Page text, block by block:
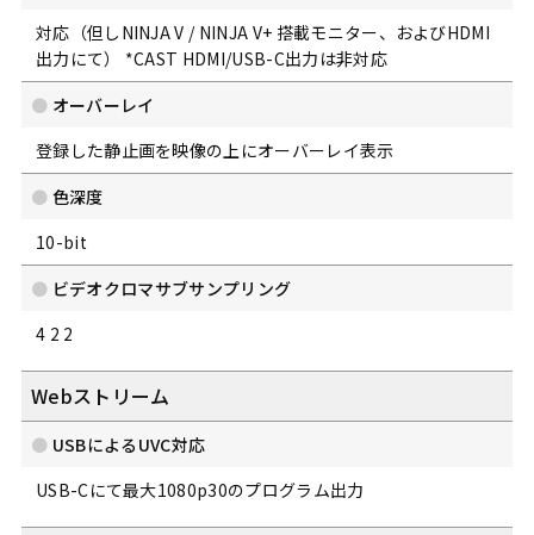
対応（但しNINJA V / NINJA V+ 搭載モニター、およびHDMI
出力にて） *CAST HDMI/USB-C出力は非対応
オーバーレイ
登録した静止画を映像の上にオーバーレイ表示
色深度
10-bit
ビデオクロマサブサンプリング
4 2 2
Webストリーム
USBによるUVC対応
USB-Cにて最大1080p30のプログラム出力